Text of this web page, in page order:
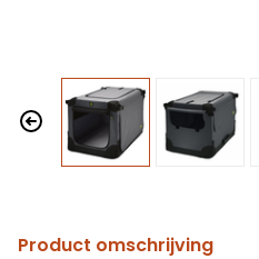
Product omschrijving